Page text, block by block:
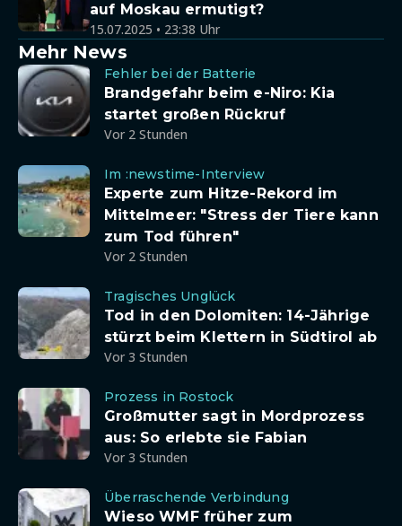
auf Moskau ermutigt?
15.07.2025 • 23:38 Uhr
Mehr News
Fehler bei der Batterie
Brandgefahr beim e-Niro: Kia
startet großen Rückruf
Vor 2 Stunden
Im :newstime-Interview
Experte zum Hitze-Rekord im
Mittelmeer: "Stress der Tiere kann
zum Tod führen"
Vor 2 Stunden
Tragisches Unglück
Tod in den Dolomiten: 14-Jährige
stürzt beim Klettern in Südtirol ab
Vor 3 Stunden
Prozess in Rostock
Großmutter sagt in Mordprozess
aus: So erlebte sie Fabian
Vor 3 Stunden
Überraschende Verbindung
Wieso WMF früher zum